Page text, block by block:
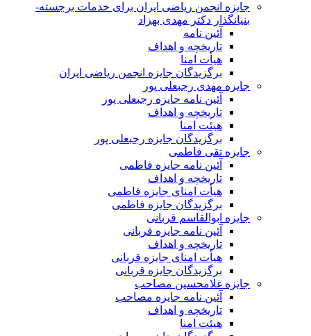
جایزه انجمن ریاضی ایران برای خدمات برجسته-
بنیانگذار دکتر مهدی بهزاد
آئین نامه
تاریخچه و اهداف
هیأت امنا
برگزیدگان جایزه انجمن ریاضی ایران
جایزه مهدی رجبعلی پور
آئین نامه جایزه رجبعلی پور
تاریخچه و اهداف
هیئت امنا
برگزیدگان جایزه رجبعلی پور
جایزه تقی فاطمی
آئین نامه جایزه فاطمی
تاریخچه و اهداف
هیأت امنای جایزه فاطمی
برگزیدگان جایزه فاطمی
جایزه ابوالقاسم قربانی
آئین نامه جایزه قربانی
تاریخچه و اهداف
هیأت امنای جایزه قربانی
برگزیدگان جایزه قربانی
جایزه غلامحسین مصاحب
آئین نامه جایزه مصاحب
تاریخچه و اهداف
هیئت امنا